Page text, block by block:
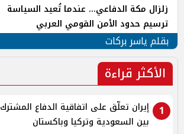
زلزال مكة الدفاعي... عندما تُعيد السياسة
ترسيم حدود الأمن القومي العربي
بقلم ياسر بركات
الأكثر قراءة
1
إيران تعلّق على اتفاقية الدفاع المشترك
بين السعودية وتركيا وباكستان